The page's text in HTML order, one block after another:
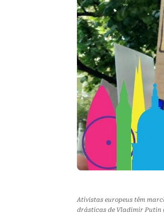
Ativistas europeus têm
drásticas de Vladimir Putin